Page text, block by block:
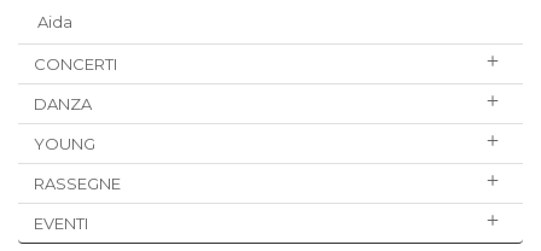
Aida
CONCERTI
DANZA
YOUNG
RASSEGNE
EVENTI